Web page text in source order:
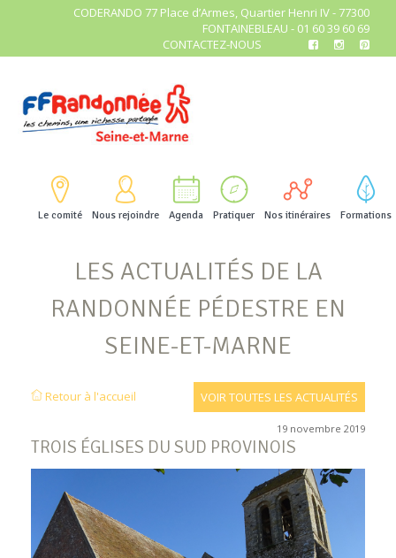
CODERANDO 77 Place d’Armes, Quartier Henri IV - 77300
FONTAINEBLEAU - 01 60 39 60 69
CONTACTEZ-NOUS
Le comité Nous rejoindre Agenda Pratiquer Nos itinéraires Formations
LES ACTUALITÉS DE LA
RANDONNÉE PÉDESTRE EN
SEINE-ET-MARNE
Retour à l'accueil VOIR TOUTES LES ACTUALITÉS
TROIS ÉGLISES DU SUD PROVINOIS
19 novembre 2019